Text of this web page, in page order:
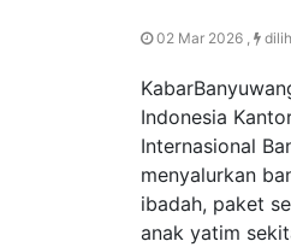
02 Mar 2026 ,
Indonesia
Internasional
menyalurkan
ibadah, paket
anak yatim